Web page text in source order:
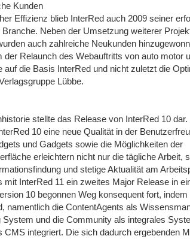
Kunden
Effizienz blieb InterRed auch 2009 seiner
Neben der Umsetzung weiterer
auch zahlreiche Neukunden
Relaunch des Webauftritts von auto motor
auf die Basis InterRed und nicht zuletzt die
Lübbe.
stellte das Release von InterRed 10 dar.
10 eine neue Qualität in der
und Gadgets sowie die Möglichkeiten der
erleichtern nicht nur die tägliche Arbeit,
und stetige Aktualität am
InterRed 11 ein zweites Major Release in
10 begonnen Weg konsequent fort, indem
namentlich die ContentAgents als
und die Community als integrales
CMS integriert. Die sich dadurch ergebenden